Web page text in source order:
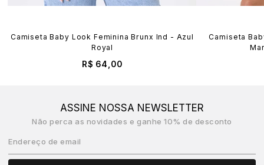
Camiseta Baby Look Feminina Brunx Ind - Azul
Royal
R$ 64,00
Camiseta
ASSINE NOSSA NEWSLETTER
Não perca as novidades e ganhe 10% de desconto
Endereço de email